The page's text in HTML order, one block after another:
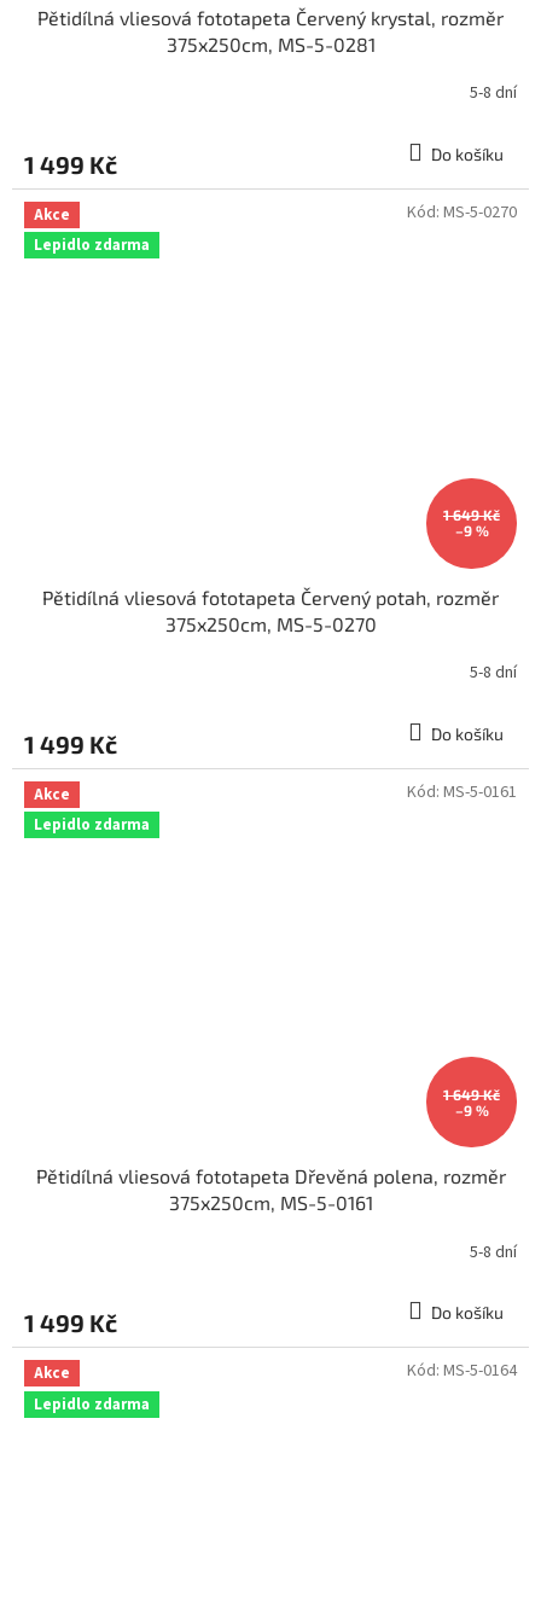
Pětidílná vliesová fototapeta Červený krystal, rozměr
375x250cm, MS-5-0281
5-8 dní
1 499 Kč Do košíku
Akce
Lepidlo zdarma
1 649 Kč
–9 %
Pětidílná vliesová fototapeta Červený potah, rozměr
375x250cm, MS-5-0270
5-8 dní
1 499 Kč Do košíku
Kód: MS-5-0270
Akce
Lepidlo zdarma
1 649 Kč
–9 %
Pětidílná vliesová fototapeta Dřevěná polena, rozměr
375x250cm, MS-5-0161
5-8 dní
1 499 Kč Do košíku
Kód: MS-5-0161
Akce
Lepidlo zdarma
Kód: MS-5-0164